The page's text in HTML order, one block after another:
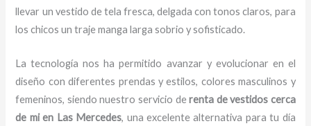
llevar un vestido de tela fresca, delgada con tonos claros, para
los chicos un traje manga larga sobrio y sofisticado.
La tecnología nos ha permitido avanzar y evolucionar en el
diseño con diferentes prendas y estilos, colores masculinos y
femeninos, siendo nuestro servicio derenta de vestidos cerca
de mien Las Mercedes, una excelente alternativa para tu día